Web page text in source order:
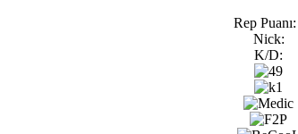
Rep Puanı:
Nick:
K/D: